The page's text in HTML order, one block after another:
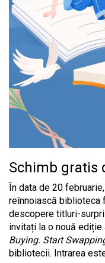
Schimb gratis
În data de 20
reînnoiască biblioteca
descopere titluri-
invitați la o nouă
Buying. Start
bibliotecii. Intrarea